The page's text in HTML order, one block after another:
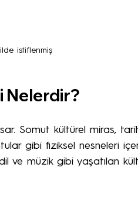
istiflenmiş
Nelerdir?
Somut kültürel miras,
gibi fiziksel nesneleri
ve müzik gibi yaşatılan